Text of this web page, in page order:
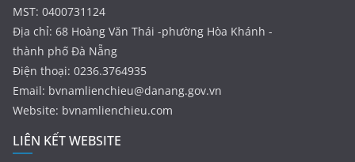
MST: 0400731124
Địa chỉ: 68 Hoàng Văn Thái -phường Hòa Khánh -
thành phố Đà Nẵng
Điện thoại: 0236.3764935
Email: bvnamlienchieu@danang.gov.vn
Website: bvnamlienchieu.com
LIÊN KẾT WEBSITE